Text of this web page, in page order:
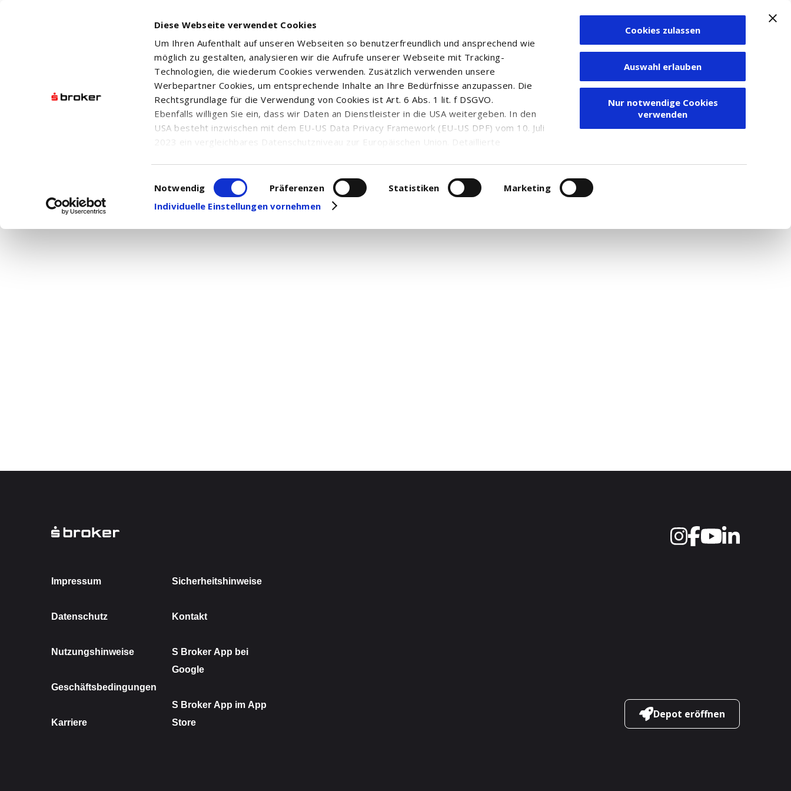
Diese Webseite verwendet Cookies
Um Ihren Aufenthalt auf unseren Webseiten so benutzerfreundlich und ansprechend wie
möglich zu gestalten, analysieren wir die Aufrufe unserer Webseite mit Tracking-
Technologien, die wiederum Cookies verwenden. Zusätzlich verwenden unsere
Werbepartner Cookies, um entsprechende Inhalte an Ihre Bedürfnisse anzupassen. Die
Rechtsgrundlage für die Verwendung von Cookies ist Art. 6 Abs. 1 lit. f DSGVO.
Ebenfalls willigen Sie ein, dass wir Daten an Dienstleister in die USA weitergeben. In den
USA besteht inzwischen mit dem EU-US Data Privacy Framework (EU-US DPF) vom 10. Juli
2023 ein vergleichbares Datenschutzniveau zur Europäischen Union. Detaillierte
in den USA, finden Sie auf unserer Seite zumDatenschutz. Dort können Sie Ihre
Einwilligung auch jederzeit widerrufen oder anpassen.
Einwilligungsauswahl
Notwendig Präferenzen Statistiken
Marketing
Individuelle Einstellungen vornehmen
Cookies zulassen
Auswahl erlauben
Nur notwendige Cookies
verwenden
Zum Depot
Forbidden
You don't have permission to access this resource.